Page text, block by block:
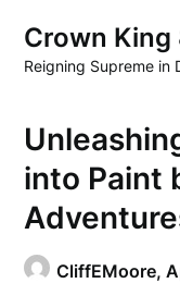
content
Crown King
Reigning Supreme in
into Paint
CliffEMoore,